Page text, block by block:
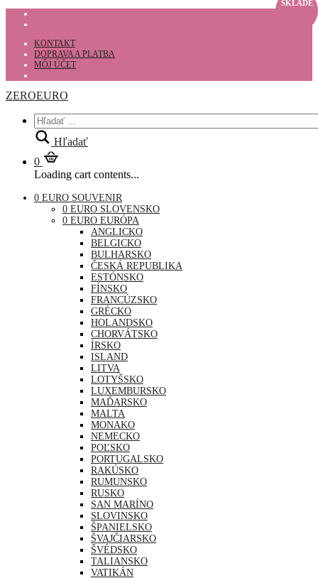
KONTAKT
DOPRAVA A PLATBA
MÔJ ÚČET
ZEROEURO
Hľadať
0
Loading cart contents...
0 EURO SOUVENIR
0 EURO SLOVENSKO
0 EURO EURÓPA
ANGLICKO
BELGICKO
BULHARSKO
ČESKÁ REPUBLIKA
ESTÓNSKO
FÍNSKO
FRANCÚZSKO
GRÉCKO
HOLANDSKO
CHORVÁTSKO
ÍRSKO
ISLAND
LITVA
LOTYŠSKO
LUXEMBURSKO
MAĎARSKO
MALTA
MONAKO
NEMECKO
POĽSKO
PORTUGALSKO
RAKÚSKO
RUMUNSKO
RUSKO
SAN MARÍNO
SLOVINSKO
ŠPANIELSKO
ŠVAJČIARSKO
ŠVÉDSKO
TALIANSKO
VATIKÁN
SKLADE